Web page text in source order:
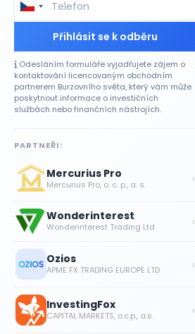
Přihlásit se k odběru
Odesláním formuláře vyjadřujete zájem o
kontaktování licencovaným obchodním
partnerem Burzovního světa, který vám může
poskytnout informace o investičních
službách nebo finančních nástrojích.
PARTNEŘI:
Mercurius Pro
Mercurius Pro, o. c. p., a. s. ›
Wonderinterest
Wonderinterest Trading Ltd ›
Ozios
APME FX TRADING EUROPE LTD ›
InvestingFox
CAPITAL MARKETS, o.c.p., a.s. ›